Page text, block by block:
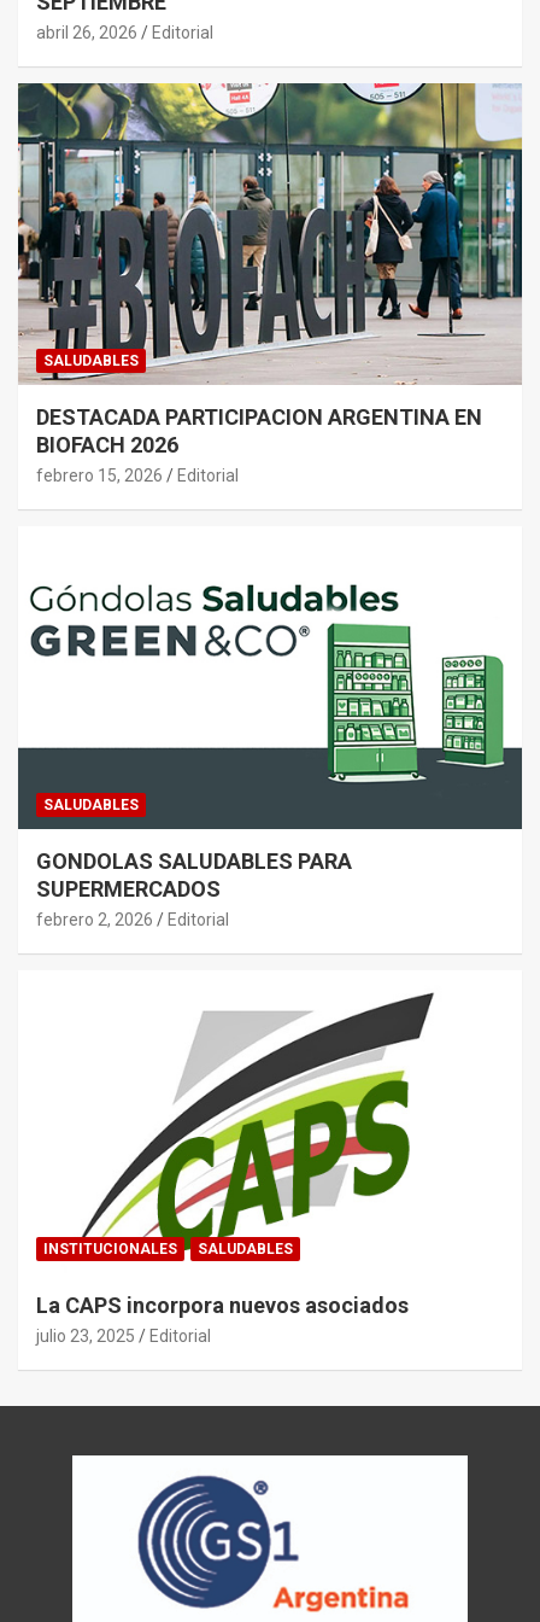
abril 26, 2026 Editorial
SALUDABLES
DESTACADA PARTICIPACION ARGENTINA EN
BIOFACH 2026
febrero 15, 2026 Editorial
SALUDABLES
GONDOLAS SALUDABLES PARA
SUPERMERCADOS
febrero 2, 2026 Editorial
INSTITUCIONALES SALUDABLES
La CAPS incorpora nuevos asociados
julio 23, 2025 Editorial